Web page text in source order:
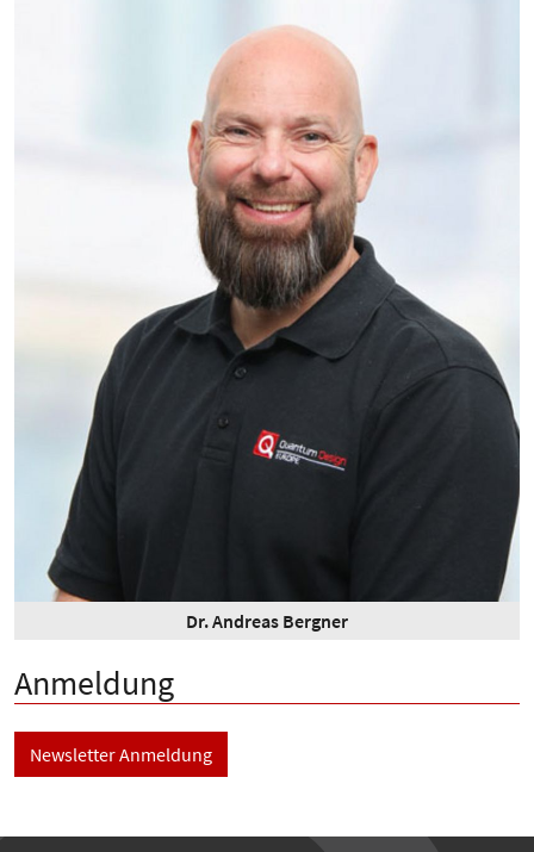
Dr. Andreas Bergner
Anmeldung
Newsletter Anmeldung